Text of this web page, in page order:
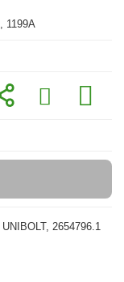
1199A
2654796.1